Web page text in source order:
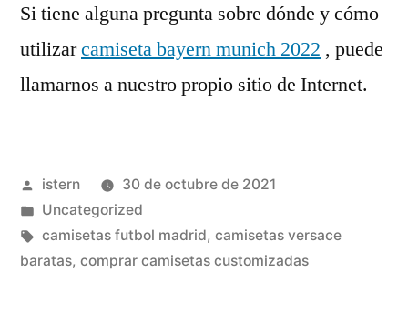
Si tiene alguna pregunta sobre dónde y cómo
utilizarcamiseta bayern munich 2022 , puede
llamarnos a nuestro propio sitio de Internet.
Publicado
por
istern
30 de octubre de 2021
Publicado
en
Uncategorized
Etiquetas:
camisetas futbol madrid, camisetas versace
baratas, comprar camisetas customizadas